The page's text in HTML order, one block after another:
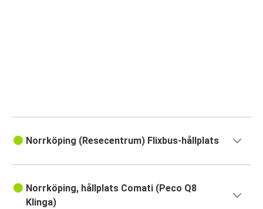
Norrköping (Resecentrum) Flixbus-hållplats
Norrköping, hållplats Comati (Peco Q8
Klinga)